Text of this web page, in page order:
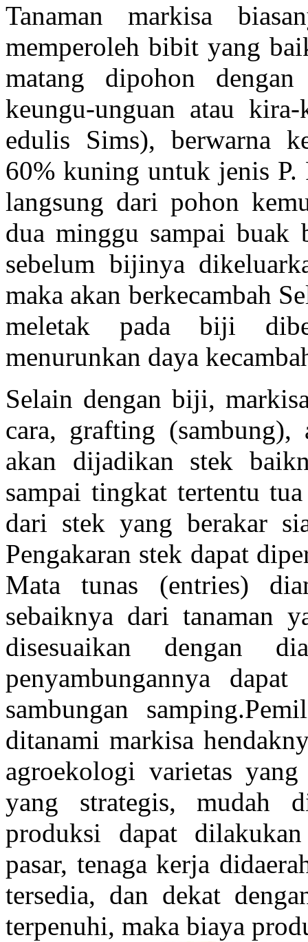
Tanaman markisa
memperoleh bibit yang
matang dipohon
keungu-unguan atau
edulis Sims), berwarna
60% kuning untuk jenis
langsung dari pohon
dua minggu sampai buak
sebelum bijinya
maka akan berkecambah
meletak pada biji
menurunkan daya
Selain dengan biji,
cara, grafting (sambung),
akan dijadikan stek
sampai tingkat tertentu
dari stek yang berakar
Pengakaran stek dapat
Mata tunas (entries)
sebaiknya dari tanaman
disesuaikan dengan
penyambungannya
sambungan
ditanami markisa
agroekologi varietas
yang strategis, mudah
produksi dapat
pasar, tenaga kerja
tersedia, dan dekat
terpenuhi, maka biaya